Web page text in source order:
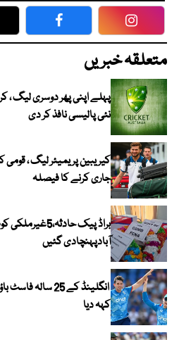
Facebook
متعلقہ خبریں
پہلے اپنی پھر دوسری لیگ ،
نئی پالیسی نافذ کر دی
جاری کرنے کا فیصلہ
براڈ پیک
آبادپہنچادی گئیں
انگلینڈ کے 25
کہہ دیا